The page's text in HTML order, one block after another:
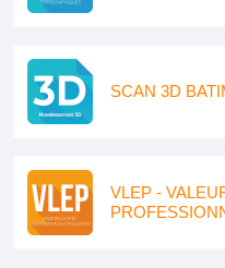
SCAN 3D
VLEP -